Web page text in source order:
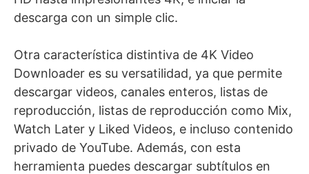
descarga con un simple clic.
Otra característica distintiva de 4K Video
Downloader es su versatilidad, ya que permite
descargar videos, canales enteros, listas de
reproducción, listas de reproducción como Mix,
Watch Later y Liked Videos, e incluso contenido
privado de YouTube. Además, con esta
herramienta puedes descargar subtítulos en